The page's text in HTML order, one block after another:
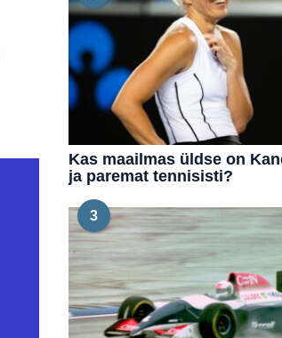
Kas maailmas üldse on
ja paremat tennisisti?
3